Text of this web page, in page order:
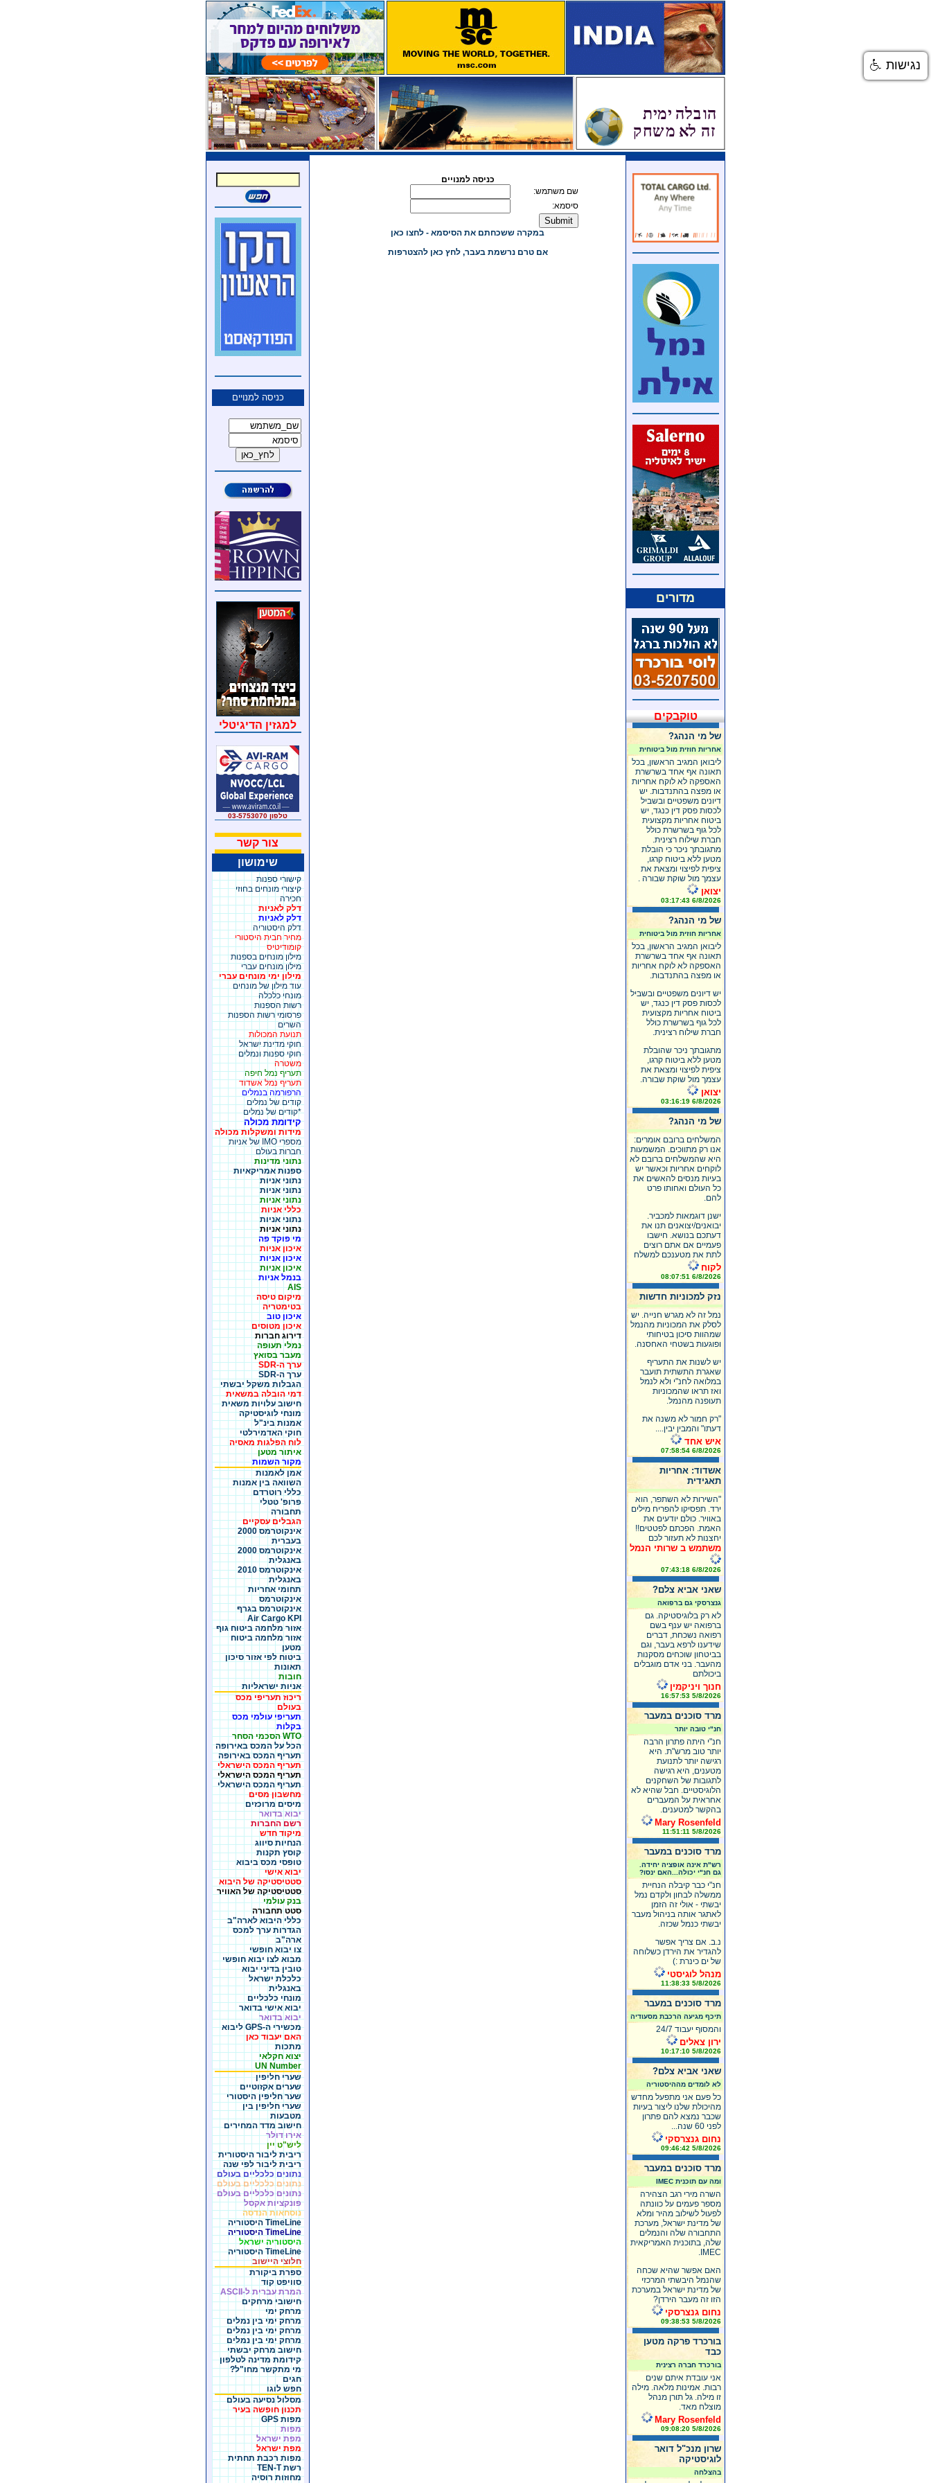
מדורים
טוקבקים
של מי הנהג?
אחריות חוזית מול ביטוחית
ליבואן המגיב הראשון, בכל
תאונה אף אחד בשרשרת
האספקה לא לוקח אחריות
או מפצה בהתנדבות. יש
דיונים משפטיים ובשביל
לכסות פסק דין כנגד, יש
ביטוח אחריות מקצועית
לכל גוף בשרשרת כולל
חברת שילוח רצינית.
מתגובתך ניכר כי הובלת
מטען ללא ביטוח קרגו,
ציפית לפיצוי ומצאת את
עצמך מול שוקת שבורה .
יצואן
6/8/2026 03:17:43
של מי הנהג?
אחריות חוזית מול ביטוחית
ליבואן המגיב הראשון, בכל
תאונה אף אחד בשרשרת
האספקה לא לוקח אחריות
או מפצה בהתנדבות.
יש דיונים משפטיים ובשביל
לכסות פסק דין כנגד, יש
ביטוח אחריות מקצועית
לכל גוף בשרשרת כולל
חברת שילוח רצינית.
מתגובתך ניכר שהובלת
מטען ללא ביטוח קרגו,
ציפית לפיצוי ומצאת את
עצמך מול שוקת שבורה.
יצואן
6/8/2026 03:16:19
של מי הנהג?
המשלחים ברובם אומרים:
אנו רק מתווכים. המשמעות
היא שהמשלחים ברובם לא
לוקחים אחריות וכאשר יש
בעיות מנסים להאשים את
כל העולם ואחותו פרט
להם.
ישנן דוגמאות למכביר.
יבואנים/יצואנים תנו את
דעתכם בנושא. חישבו
פעמיים אם אתם רוצים
לתת את מטענכם למשלח
לקוח
6/8/2026 08:07:51
נזק למכוניות חדשות
נמל זה לא מגרש חנייה. יש
לסלק את המכוניות מהנמל
שמהוות סיכון בטיחותי
ופוגעות בשטחי האחסנה.
יש לשנות את התעריף
שאגרת התשתית תועבר
במלואה לחנ"י ולא לנמל
ואז תראו שהמכוניות
תעופנה מהנמל.
"רק חמור לא משנה את
דעתו" והמבין יבין....
איש אחד
6/8/2026 07:58:54
אשדוד: אחריות
תאגידית
"השירות לא השתפר, הוא
ירד. תפסיקו להפריח מילים
באוויר. כולם יודעים את
האמת. הפכתם לפטטים!!
יחצנות לא תעזור לכם
משתמש ב שרותי הנמל
6/8/2026 07:43:18
שאני אביא צלם?
גנצרסקי גם ברפואה
לא רק בלוגיסטיקה. גם
ברפואה יש ענף בשם
רפואה נשכחת, דברים
שידענו לרפא בעבר, וגם
בביטחון שוכחים מסקנות
מהעבר. בני אדם מוגבלים
ביכולתם
חנוך ויניקמין
5/8/2026 16:57:53
מרד סוכנים במעבר
חנ"י טובה יותר
חנ"י היתה פתרון הרבה
יותר טוב מרש"ת. היא
רגישה יותר לתנועת
מטענים, היא רגישה
לתגובות של השחקנים
הלוגיסטיים. חבל שהיא לא
אחראית על המעברים
בהקשר למטענים.
Mary Rosenfeld
5/8/2026 11:51:11
מרד סוכנים במעבר
רש"ת אינה אופציה יחידה.
גם חנ"י יכולה...האם ינסו?
חנ"י כבר קיבלה הנחיית
ממשלה לבחון ולקדם נמל
יבשתי - אולי זה הזמן
לאתגר אותה בניהול מעבר
יבשתי כנמל שכזה.
נ.ב. אם צריך אפשר
להגדיר את הירדן כשלוחה
של ים כינרת :)
מנהל לוגיסטי
5/8/2026 11:38:33
מרד סוכנים במעבר
תיכף מגיעה הרכבת מסעודיה
והמסוף יעבוד 24/7
ירון צאלים
5/8/2026 10:17:10
שאני אביא צלם?
לא לומדים מההיסטוריה
כל פעם אני מתפעל מחדש
מהיכולת שלנו ליצור בעיות
שכבר נמצא להם פתרון
לפני 60 שנה...
נחום גנצרסקי
5/8/2026 09:46:42
מרד סוכנים במעבר
ומה עם תוכנית IMEC
השרה מירי רגב הצהירה
מספר פעמים על כוונתה
לפעול לשילוב מהיר ומלא
של מדינת ישראל, מערכת
התחבורה שלה והנמלים
שלה, בתוכנית האמריקאית
IMEC.
האם אפשר שהיא שכחה
שהנמל היבשתי המרכזי
של מדינת ישראל במערכת
הזו זה מעבר הירדן?
נחום גנצרסקי
5/8/2026 09:38:53
בורכרד פרקה מטען
כבד
בורכרד חברה רצינית
אני עובדת איתם שנים
רבות. אמינות מלאה. מילה
זו מילה. גל תורן מנהל
מוצלח מאד.
Mary Rosenfeld
5/8/2026 09:08:20
שרון מנכ"ל דואר
לוגיסטיקה
בהצלחה
כניסה למנויים
שם משתמש:
סיסמא:
במקרה ששכחתם את הסיסמא - לחצו כאן
אם טרם נרשמת בעבר, לחץ כאן להצטרפות
כניסה למנויים
למגזין הדיגיטלי
טלפון 03-5753070
צור קשר
שימושון
קישורי ספנות
קיצורי מונחים בחוזי
חכירה
דלק לאניות
דלק לאניות
דלק היסטוריה
מחיר חבית היסטורי
קומודיטיס
מילון מונחים בספנות
מילון מונחים עברי
מילון ימי מונחים עברי
עוד מילון של מונחים
מונחי כלכלה
רשות הספנות
פרסומי רשות הספנות
השרים
תנועת המכולות
חוקי מדינת ישראל
חוקי ספנות ונמלים
משטרה
תעריף נמל חיפה
תעריף נמל אשדוד
הרפורמה בנמלים
קודים של נמלים
*קודים של נמלים
קידומת מכולה
מידות ומשקלות מכולה
מספרי IMO של אניות
חברות בעולם
נתוני מדינות
ספנות אמריקאיות
נתוני אניות
נתוני אניות
נתוני אניות
כללי אניות
נתוני אניות
נתוני אניות
מי פוקד פה
איכון אניות
איכון אניות
איכון אניות
בנמל אניות
AIS
מיקום טיסה
בטימטריה
איכון טוב
איכון מטוסים
דירוג חברות
נמלי תעופה
מעבר בסואץ
ערך ה-SDR
ערך ה-SDR
הגבלות משקל יבשתי
דמי הובלה במשאית
חישוב עלויות משאית
מונחי לוגיסטיקה
אמנות בינ"ל
חוקי האדמירלטי
לוח הפלגות מאסיה
איתור מטען
מקור השמות
אמן לאמנות
השוואה בין אמנות
כללי רוטרדם
פרופ' טטלי
תחבורה
הגבלים עסקיים
אינקוטרמס 2000
בעברית
אינקוטרמס 2000
באנגלית
אינקוטרמס 2010
באנגלית
תחומי אחריות
אינקוטרמס
אינקוטרמס בגרף
Air Cargo KPI
אזור מלחמה ביטוח גוף
אזור מלחמה ביטוח
מטען
ביטוח לפי אזור סיכון
תאונות
חובות
אניות ישראליות
ריכוז תעריפי מכס
בעולם
תעריפי עולמי מכס
בקלות
WTO הסכמי הסחר
הכל על המכס באירופה
תעריף המכס באירופה
תעריף המכס הישראלי
תעריף המכס הישראלי
תעריף המכס הישראלי
מחשבון מסים
מיסים מרוכזים
יבוא בדואר
רשם החברות
מיקוד חדש
הנחיות סיווג
קוסץ תקנות
טופסי מכס ביבוא
יבוא אישי
סטטיסטיקה של היבוא
סטטיסטיקה של האוויר
בנק עולמי
סטט תחבורה
כללי היבוא לארה"ב
הגדרות ערך למכס
ארה"ב
צו יבוא חופשי
מבוא לצו יבוא חופשי
טובין בדיני יבוא
כלכלת ישראל
באנגלית
מונחי כלכליים
יבוא אישי בדואר
יבוא בדואר
מכשירי ה-GPS ליבוא
האם יעבוד כאן
מתכות
יצוא חקלאי
UN Number
שערי חליפין
שערים אקזוטיים
שער חליפין היסטורי
שערי חליפין בין
מטבעות
חישוב מדד המחירים
אירו דולר
ליש"ט יין
ריבית ליבור היסטורית
ריבית ליבור לפי שנה
נתונים כלכליים בעולם
נתונים כלכליים בעולם
נתונים כלכליים בעולם
פונקציות אקסל
נוסחאות הנדסה
TimeLine היסטוריה
TimeLine היסטוריה
היסטוריה ישראל
TimeLine היסטוריה
חלוצי היישוב
ספרת ביקורת
סוויפט קוד
המרת עברית ל-ASCII
חישובי מרחקים
מרחק ימי
מרחק ימי בין נמלים
מרחק ימי בין נמלים
מרחק ימי בין נמלים
חישוב מרחק יבשתי
קידומת מדינה לטלפון
מי מתקשר מחו"ל?
חגים
חפש לוגו
מסלול נסיעה בעולם
תכנון חופשה בעיר
מפות GPS
מפות
מפת ישראל
מפת ישראל
מפות רכבת תחתית
רשת TEN-T
מחוזות רוסיה
נגישות